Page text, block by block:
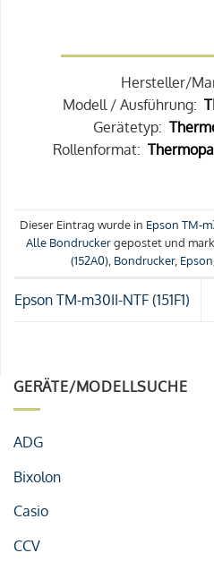
GERÄTE/MODELLSUCHE
ADG
Bixolon
Casio
CCV
Hersteller/
Modell / Ausführung:
Gerätetyp:
Rollenformat:
Dieser Eintrag wurde in Epson TM-
Alle Bondruckergepostet und
(152A0), Bondrucker, Epson
Epson TM-m30II-NTF (151F1)